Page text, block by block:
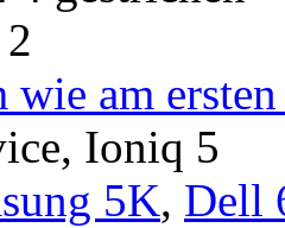
am ersten
Ioniq 5
5K, Dell